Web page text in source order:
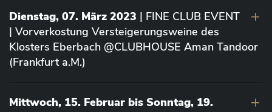
Dienstag, 07. März 2023 | FINE CLUB EVENT
| Vorverkostung Versteigerungsweine des
Klosters Eberbach @CLUBHOUSE Aman Tandoor
(Frankfurt a.M.)
Mittwoch, 15. Februar bis Sonntag, 19.